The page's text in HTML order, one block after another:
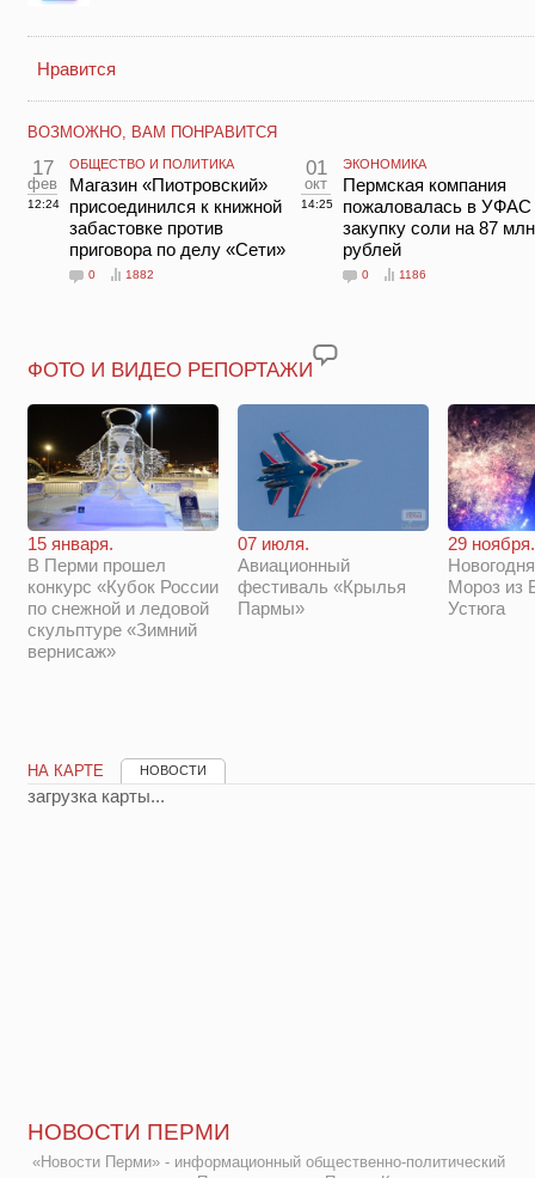
Нравится
ВОЗМОЖНО, ВАМ ПОНРАВИТСЯ
17
фев
12:24
ОБЩЕСТВО И ПОЛИТИКА
Магазин «Пиотровский»
присоединился к книжной
забастовке против
приговора по делу «Сети»
0 1882
01
окт
14:25
ЭКОНОМИКА
Пермская компания
пожаловалась в УФАС
закупку соли на 87
рублей
0 1186
ФОТО И ВИДЕО РЕПОРТАЖИ
15 января.
В Перми прошел
конкурс «Кубок России
по снежной и ледовой
скульптуре «Зимний
вернисаж»
07 июля.
Авиационный
фестиваль «Крылья
Пармы»
29 ноября.
Мороз из
Устюга
НА КАРТЕ НОВОСТИ
загрузка карты...
НОВОСТИ ПЕРМИ
«Новости Перми» - информационный общественно-политический